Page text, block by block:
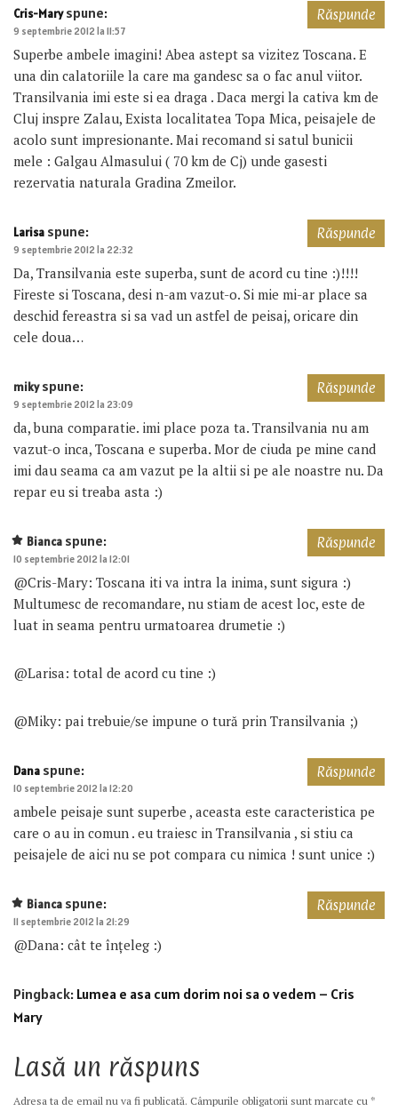
Cris-Mary spune:
9 septembrie 2012 la 11:57
Superbe ambele imagini! Abea astept sa vizitez Toscana. E
una din calatoriile la care ma gandesc sa o fac anul viitor.
Transilvania imi este si ea draga . Daca mergi la cativa km de
Cluj inspre Zalau, Exista localitatea Topa Mica, peisajele de
acolo sunt impresionante. Mai recomand si satul bunicii
mele : Galgau Almasului ( 70 km de Cj) unde gasesti
rezervatia naturala Gradina Zmeilor.
Răspunde
Larisa spune:
9 septembrie 2012 la 22:32
Da, Transilvania este superba, sunt de acord cu tine :)!!!!
Fireste si Toscana, desi n-am vazut-o. Si mie mi-ar place sa
deschid fereastra si sa vad un astfel de peisaj, oricare din
cele doua…
Răspunde
miky spune:
9 septembrie 2012 la 23:09
da, buna comparatie. imi place poza ta. Transilvania nu am
vazut-o inca, Toscana e superba. Mor de ciuda pe mine cand
imi dau seama ca am vazut pe la altii si pe ale noastre nu. Da
repar eu si treaba asta :)
Răspunde
Bianca spune:
10 septembrie 2012 la 12:01
@Cris-Mary: Toscana iti va intra la inima, sunt sigura :)
Multumesc de recomandare, nu stiam de acest loc, este de
luat in seama pentru urmatoarea drumetie :)
@Larisa: total de acord cu tine :)
@Miky: pai trebuie/se impune o tură prin Transilvania ;)
Răspunde
Dana spune:
10 septembrie 2012 la 12:20
ambele peisaje sunt superbe , aceasta este caracteristica pe
care o au in comun . eu traiesc in Transilvania , si stiu ca
peisajele de aici nu se pot compara cu nimica ! sunt unice :)
Răspunde
Bianca spune:
11 septembrie 2012 la 21:29
@Dana: cât te înţeleg :)
Răspunde
Pingback: Lumea e asa cum dorim noi sa o vedem – Cris
Mary
Lasă un răspuns
Adresa ta de email nu va fi publicată. Câmpurile obligatorii sunt marcate cu *